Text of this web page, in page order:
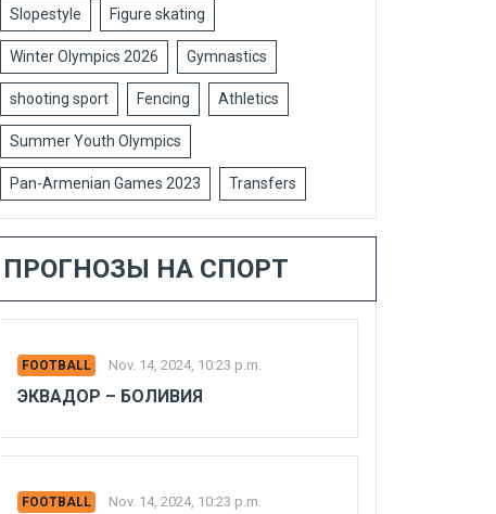
Slopestyle Figure skating
Winter Olympics 2026 Gymnastics
shooting sport Fencing Athletics
Summer Youth Olympics
Pan-Armenian Games 2023 Transfers
ПРОГНОЗЫ НА СПОРТ
FOOTBALL Nov. 14, 2024, 10:23 p.m.
ЭКВАДОР – БОЛИВИЯ
FOOTBALL Nov. 14, 2024, 10:23 p.m.